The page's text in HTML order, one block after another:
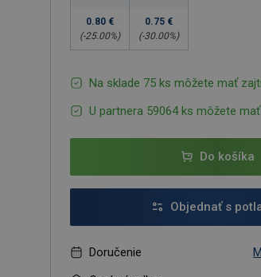
0.80 €
(-25.00%)
0.75 €
(-30.00%)
Na sklade 75 ks môžete mať
U partnera 59064 ks môžete mať
Do košíka
Objednať s
Doručenie